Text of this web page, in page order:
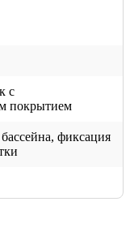
с
покрытием
фиксация